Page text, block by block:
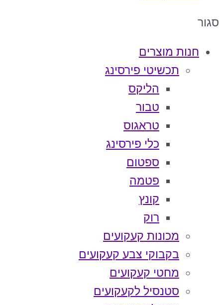
סגור
חנות מוצרים
תכשיטי פירסינג
הליקס
טבור
טראגוס
כלי פירסינג
ספטום
פטמה
קונץ
רוק
מכונות קעקועים
בקבוקי צבע קעקועים
מחטי קעקועים
סטנסיל לקעקועים